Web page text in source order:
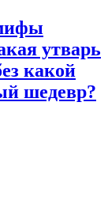
утварь
какой
шедевр?